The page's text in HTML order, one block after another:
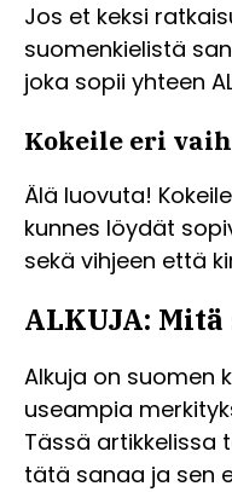
Jos et keksi
suomenkielistä
joka sopii yhteen
Kokeile eri
Älä luovuta!
kunnes löydät
sekä vihjeen että
ALKUJA:
Alkuja on suomen
useampia
Tässä artikkelissa
tätä sanaa ja sen